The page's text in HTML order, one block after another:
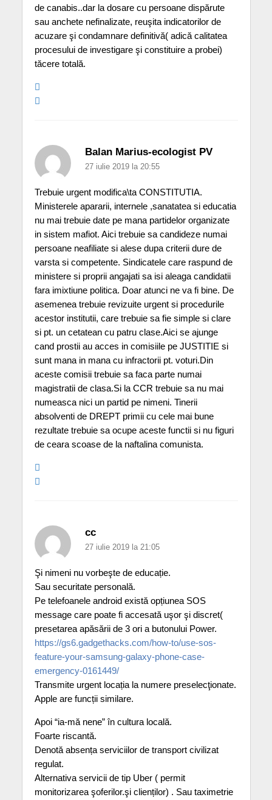
de canabis..dar la dosare cu persoane dispărute
sau anchete nefinalizate, reuşita indicatorilor de
acuzare şi condamnare definitivă( adică calitatea
procesului de investigare şi constituire a probei)
tăcere totală.
Balan Marius-ecologist PV
27 iulie 2019 la 20:55
Trebuie urgent modifica\ta CONSTITUTIA.
Ministerele apararii, internele ,sanatatea si educatia
nu mai trebuie date pe mana partidelor organizate
in sistem mafiot. Aici trebuie sa candideze numai
persoane neafiliate si alese dupa criterii dure de
varsta si competente. Sindicatele care raspund de
ministere si proprii angajati sa isi aleaga candidatii
fara imixtiune politica. Doar atunci ne va fi bine. De
asemenea trebuie revizuite urgent si procedurile
acestor institutii, care trebuie sa fie simple si clare
si pt. un cetatean cu patru clase.Aici se ajunge
cand prostii au acces in comisiile pe JUSTITIE si
sunt mana in mana cu infractorii pt. voturi.Din
aceste comisii trebuie sa faca parte numai
magistratii de clasa.Si la CCR trebuie sa nu mai
numeasca nici un partid pe nimeni. Tinerii
absolventi de DREPT primii cu cele mai bune
rezultate trebuie sa ocupe aceste functii si nu figuri
de ceara scoase de la naftalina comunista.
cc
27 iulie 2019 la 21:05
Şi nimeni nu vorbeşte de educație.
Sau securitate personală.
Pe telefoanele android există opțiunea SOS
message care poate fi accesată uşor şi discret(
presetarea apăsării de 3 ori a butonului Power.
https://gs6.gadgethacks.com/how-to/use-sos-
feature-your-samsung-galaxy-phone-case-
emergency-0161449/
Transmite urgent locația la numere preselecţionate.
Apple are funcții similare.
Apoi “ia-mă nene” în cultura locală.
Foarte riscantă.
Denotă absența serviciilor de transport civilizat
regulat.
Alternativa servicii de tip Uber ( permit
monitorizarea şoferilor.şi clienților) . Sau taximetrie